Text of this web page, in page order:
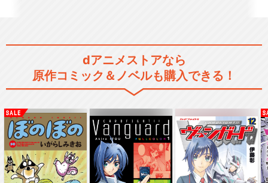
dアニメストアなら
原作コミック＆ノベルも購入できる！